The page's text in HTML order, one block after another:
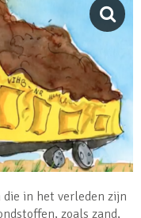
in het verleden zijn
zoals zand,